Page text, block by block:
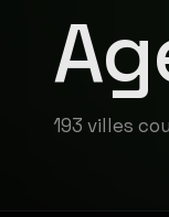
193 villes